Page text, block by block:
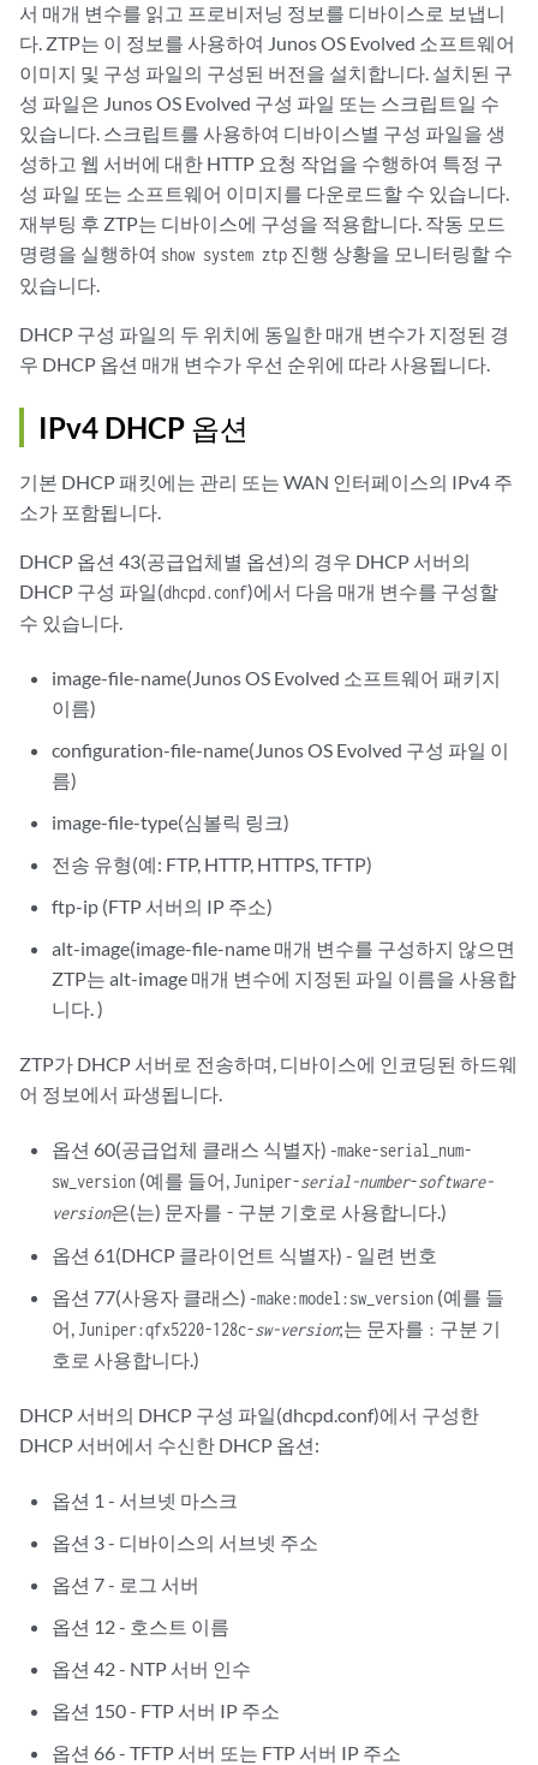
서 매개 변수를 읽고 프로비저닝 정보를 디바이스로 보냅니
다. ZTP는 이 정보를 사용하여 Junos OS Evolved 소프트웨어
이미지 및 구성 파일의 구성된 버전을 설치합니다. 설치된 구
성 파일은 Junos OS Evolved 구성 파일 또는 스크립트일 수
있습니다. 스크립트를 사용하여 디바이스별 구성 파일을 생
성하고 웹 서버에 대한 HTTP 요청 작업을 수행하여 특정 구
성 파일 또는 소프트웨어 이미지를 다운로드할 수 있습니다.
재부팅 후 ZTP는 디바이스에 구성을 적용합니다. 작동 모드
명령을 실행하여 show system ztp 진행 상황을 모니터링할 수
있습니다.
DHCP 구성 파일의 두 위치에 동일한 매개 변수가 지정된 경
우 DHCP 옵션 매개 변수가 우선 순위에 따라 사용됩니다.
IPv4 DHCP 옵션
기본 DHCP 패킷에는 관리 또는 WAN 인터페이스의 IPv4 주
소가 포함됩니다.
DHCP 옵션 43(공급업체별 옵션)의 경우 DHCP 서버의
DHCP 구성 파일(dhcpd.conf)에서 다음 매개 변수를 구성할
수 있습니다.
image-file-name(Junos OS Evolved 소프트웨어 패키지
이름)
configuration-file-name(Junos OS Evolved 구성 파일 이
름)
image-file-type(심볼릭 링크)
전송 유형(예: FTP, HTTP, HTTPS, TFTP)
ftp-ip (FTP 서버의 IP 주소)
alt-image(image-file-name 매개 변수를 구성하지 않으면
ZTP는 alt-image 매개 변수에 지정된 파일 이름을 사용합
니다. )
ZTP가 DHCP 서버로 전송하며, 디바이스에 인코딩된 하드웨
어 정보에서 파생됩니다.
옵션 60(공급업체 클래스 식별자) -make-serial_num-
sw_version (예를 들어, Juniper-serial-number-software-
version은(는) 문자를 - 구분 기호로 사용합니다.)
옵션 61(DHCP 클라이언트 식별자) - 일련 번호
옵션 77(사용자 클래스) -make:model:sw_version (예를 들
어, Juniper:qfx5220-128c-sw-version;는 문자를 : 구분 기
호로 사용합니다.)
DHCP 서버의 DHCP 구성 파일(dhcpd.conf)에서 구성한
DHCP 서버에서 수신한 DHCP 옵션:
옵션 1 - 서브넷 마스크
옵션 3 - 디바이스의 서브넷 주소
옵션 7 - 로그 서버
옵션 12 - 호스트 이름
옵션 42 - NTP 서버 인수
옵션 150 - FTP 서버 IP 주소
옵션 66 - TFTP 서버 또는 FTP 서버 IP 주소